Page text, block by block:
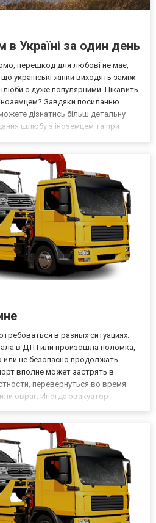
Україні за один день
перешкод для любові не має,
українські жінки виходять заміж
шлюби є дуже популярними. Цікавить
Завдяки посиланню
дізнатись більш детальну
шлюбу з іноземцем та при
в разных ситуациях.
в ДТП или произошла поломка,
не безопасно продолжать
вполне может застрять в
перевернуться во время
овраг. Иногда эвакуатор